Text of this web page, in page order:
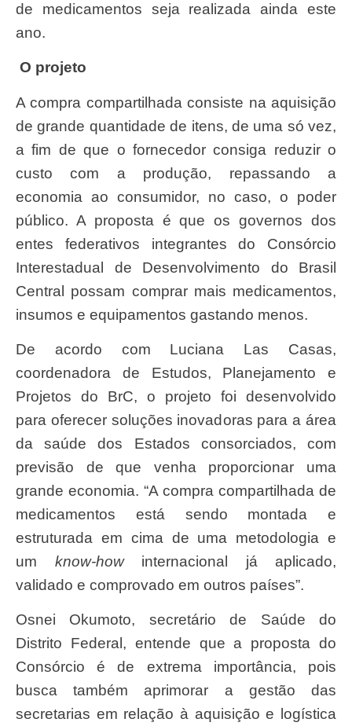
de medicamentos seja realizada ainda este
ano.
O projeto
A compra compartilhada consiste na aquisição
de grande quantidade de itens, de uma só vez,
a fim de que o fornecedor consiga reduzir o
custo com a produção, repassando a
economia ao consumidor, no caso, o poder
público. A proposta é que os governos dos
entes federativos integrantes do Consórcio
Interestadual de Desenvolvimento do Brasil
Central possam comprar mais medicamentos,
insumos e equipamentos gastando menos.
De acordo com Luciana Las Casas,
coordenadora de Estudos, Planejamento e
Projetos do BrC, o projeto foi desenvolvido
para oferecer soluções inovadoras para a área
da saúde dos Estados consorciados, com
previsão de que venha proporcionar uma
grande economia. “A compra compartilhada de
medicamentos está sendo montada e
estruturada em cima de uma metodologia e
um know-howinternacional já aplicado,
validado e comprovado em outros países”.
Osnei Okumoto, secretário de Saúde do
Distrito Federal, entende que a proposta do
Consórcio é de extrema importância, pois
busca também aprimorar a gestão das
secretarias em relação à aquisição e logística